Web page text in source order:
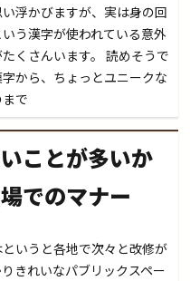
浮かびますが、実は身の回
う漢字が使われている意外
くさんいます。 読めそうで
から、ちょっとユニークな
で
いことが多いか
でのマナー
いうと各地で次々と改修が
きれいなパブリックスペー